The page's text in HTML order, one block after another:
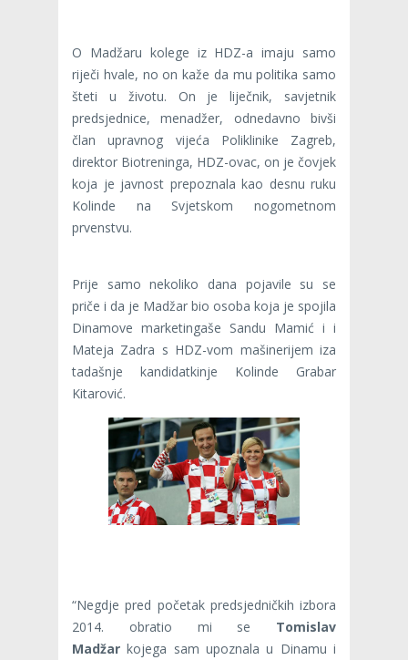
O Madžaru kolege iz HDZ-a imaju samo
riječi hvale, no on kaže da mu politika samo
šteti u životu. On je liječnik, savjetnik
predsjednice, menadžer, odnedavno bivši
član upravnog vijeća Poliklinike Zagreb,
direktor Biotreninga, HDZ-ovac, on je čovjek
koja je javnost prepoznala kao desnu ruku
Kolinde na Svjetskom nogometnom
prvenstvu.
Prije samo nekoliko dana pojavile su se
priče i da je Madžar bio osoba koja je spojila
Dinamove marketingaše Sandu Mamić i i
Mateja Zadra s HDZ-vom mašinerijem iza
tadašnje kandidatkinje Kolinde Grabar
Kitarović.
“Negdje pred početak predsjedničkih izbora
2014. obratio mi se Tomislav
Madžarkojega sam upoznala u Dinamu i